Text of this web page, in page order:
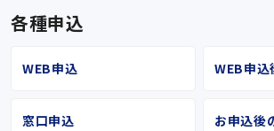
各種申込
WEB申込 WEB申込
窓口申込 お申込後